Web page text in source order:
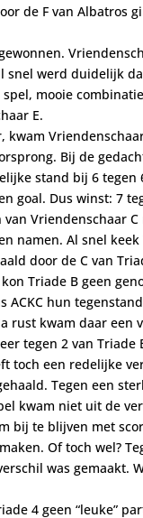
de F van Albatros
werd duidelijk
mooie
E.
Bij de
stand bij 6 tegen
goal. Dus winst: 7
Vriendenschaar
namen. Al snel
door de C van
Triade B geen
hun
kwam daar een
tegen 2 van Triade
toch een redelijke
Tegen een
kwam niet uit de
bij te blijven met
Of toch wel?
was gemaakt.
4 geen “leuke”